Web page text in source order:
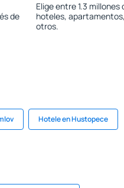
de
Elige entre 1.3 millones
hoteles,
otros.
Hotele en Hustopece